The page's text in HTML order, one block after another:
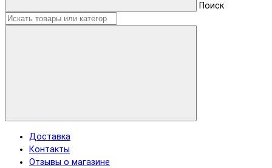
Поиск
Доставка
Контакты
Отзывы о магазине